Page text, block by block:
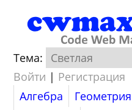
Тема:
Войти | Регистрация
Алгебра
Геометрия